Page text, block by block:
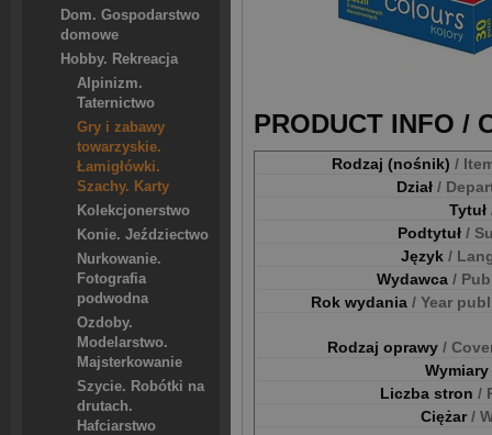
Dom. Gospodarstwo
domowe
Hobby. Rekreacja
Alpinizm.
Taternictwo
Gry i zabawy
towarzyskie.
Łamigłówki.
Szachy. Karty
Kolekcjonerstwo
Konie. Jeździectwo
Nurkowanie.
Fotografia
podwodna
Ozdoby.
Modelarstwo.
Majsterkowanie
Szycie. Robótki na
drutach.
Hafciarstwo
PRODUCT INFO /
Rodzaj (nośnik) /
Dział /
Tytuł
Podtytuł /
Język /
Wydawca /
Rok wydania / Year
Rodzaj oprawy /
Wymiary
Liczba stron /
Ciężar/